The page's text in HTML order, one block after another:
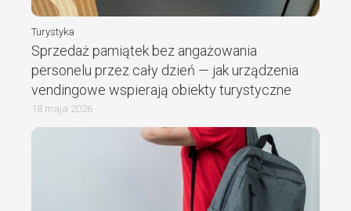
Turystyka
Sprzedaż pamiątek bez angażowania
personelu przez cały dzień — jak urządzenia
vendingowe wspierają obiekty turystyczne
18 maja 2026